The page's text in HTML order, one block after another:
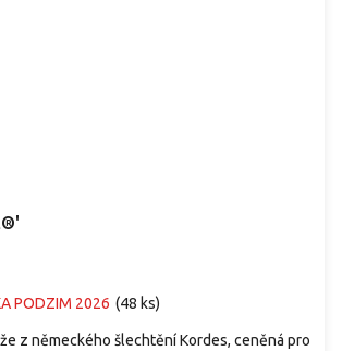
PODZIM 2026 (48 ks)
z německého šlechtění Kordes, ceněná pro